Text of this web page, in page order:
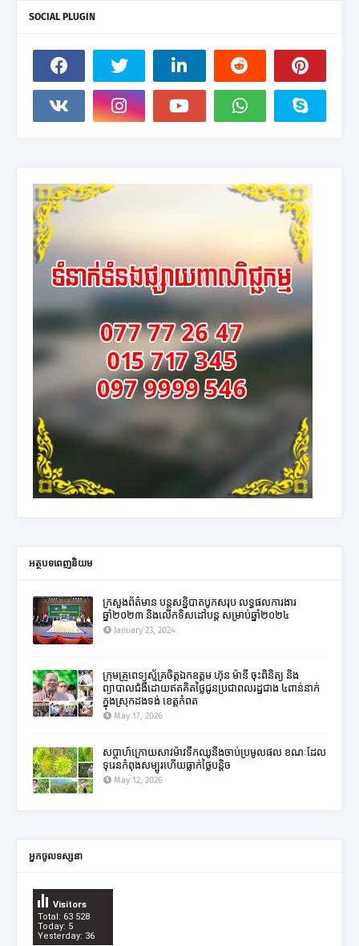
SOCIAL PLUGIN
អត្ថបទពេញនិយម
ក្រសួងព័ត៌មាន បន្តសន្និបាតបូកសរុប លទ្ធផលការងារ
ឆ្នាំ២០២៣ និងលើកទិសដៅបន្ត សម្រាប់ឆ្នាំ២០២៤
January 23, 2024
ក្រុមគ្រូពេទ្យស្ម័គ្រចិត្តឯកឧត្តម ហ៊ុន ម៉ានី ចុះពិនិត្យ និង
ព្យាបាលជំងឺដោយឥតគិតថ្លៃជូនប្រជាពលរដ្ឋជាង ៤ពាន់នាក់
ក្នុងស្រុកដងទង់ ខេត្តកំពត
May 17, 2026
សប្តាហ៍ក្រោយសាវម៉ាវទឹកឈូនឹងចាប់ប្រមូលផល ខណៈដែល
ទុរេនកំពុងសម្បូរហើយធ្លាក់ថ្លៃបន្តិច
May 12, 2026
អ្នកចូលទស្សនា
Total: 63 528
Today: 5
Yesterday: 36
Visitors